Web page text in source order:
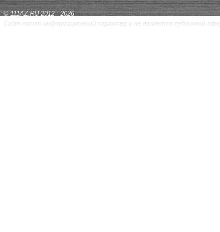
© 111AZ.RU 2012 - 2026
Сайт носит информационный характер и не является публичной